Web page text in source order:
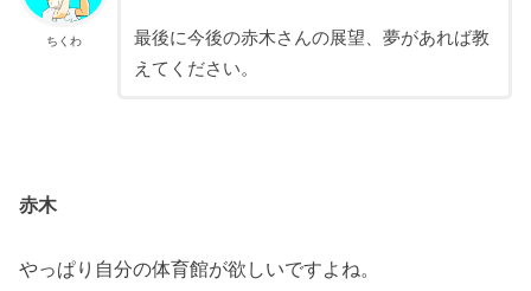
ちくわ
最後に今後の赤木さんの展望、夢があれば教
えてください。
赤木
やっぱり自分の体育館が欲しいですよね。